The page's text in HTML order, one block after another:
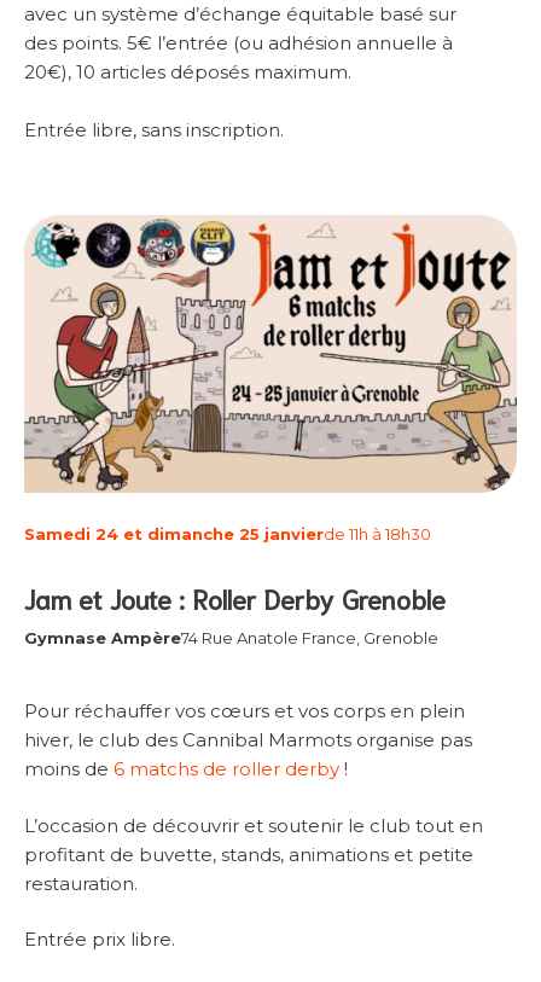
avec un système d’échange équitable basé sur
des points. 5€ l’entrée (ou adhésion annuelle à
20€), 10 articles déposés maximum.
Entrée libre, sans inscription.
Samedi 24 et dimanche 25 janvierde 11h à 18h30
Jam et Joute : Roller Derby Grenoble
Gymnase Ampère74 Rue Anatole France, Grenoble
Pour réchauffer vos cœurs et vos corps en plein
hiver, le club des Cannibal Marmots organise pas
moins de 6 matchs de roller derby !
L’occasion de découvrir et soutenir le club tout en
profitant de buvette, stands, animations et petite
restauration.
Entrée prix libre.